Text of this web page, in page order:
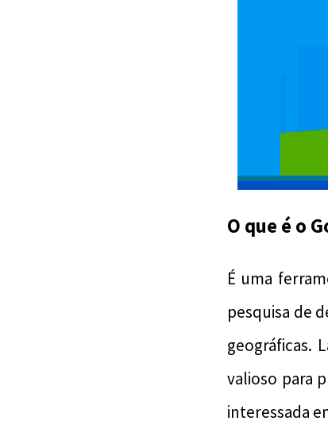
O que é o
É uma
pesquisa de
geográficas.
valioso para
interessada